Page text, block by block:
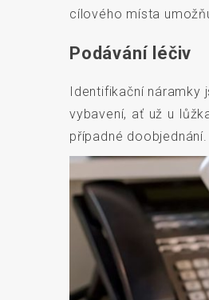
cílového místa
Podávání léčiv
Identifikační náramky
vybavení, ať už u
případné doobjednání.